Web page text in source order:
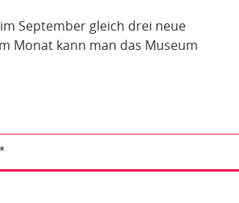
September gleich drei neue
Monat kann man das Museum